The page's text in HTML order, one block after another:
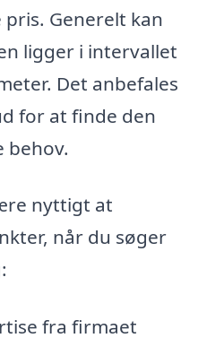
Generelt kan
ligger i intervallet
Det anbefales
for at finde den
behov.
nyttigt at
når du søger
fra firmaet